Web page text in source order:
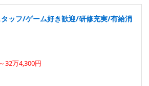
ッフ/ゲーム好き歓迎/研修充実/有給消
32万4,300円